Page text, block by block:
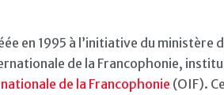
en 1995 à l’initiative du ministère
de la Francophonie,
de la Francophonie (OIF).